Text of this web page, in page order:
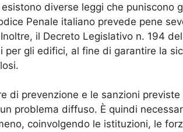
diverse leggi che puniscono
Penale italiano prevede pene
il Decreto Legislativo n. 194
per gli edifici, al fine di garantire la
di prevenzione e le sanzioni
problema diffuso. È quindi
coinvolgendo le istituzioni, le